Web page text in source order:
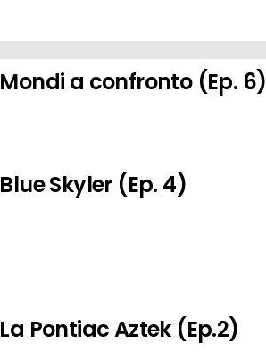
a confronto (Ep. 6)
Skyler (Ep. 4)
Pontiac Aztek (Ep.2)